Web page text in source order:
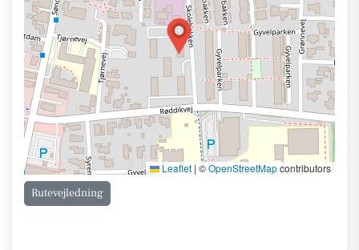
Leaflet | ©OpenStreetMapcontributors
Rutevejledning